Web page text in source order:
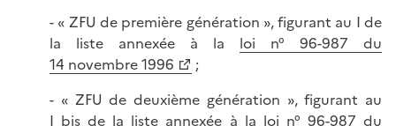
- « ZFU de première génération », figurant au I de
la liste annexée à la loi n° 96-987 du
14 novembre 1996
;
- « ZFU de deuxième génération », figurant au
I bis de la liste annexée à la loi n° 96-987 du